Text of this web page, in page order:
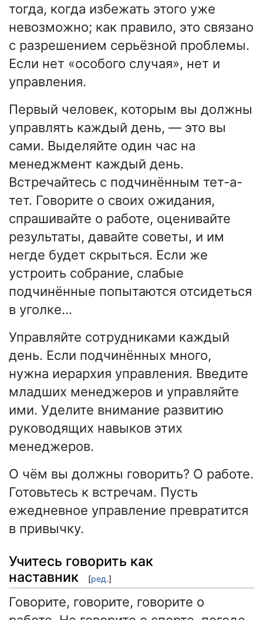
тогда, когда избежать этого уже
невозможно; как правило, это связано
с разрешением серьёзной проблемы.
Если нет «особого случая», нет и
управления.
Первый человек, которым вы должны
управлять каждый день, — это вы
сами. Выделяйте один час на
менеджмент каждый день.
Встречайтесь с подчинённым тет-а-
тет. Говорите о своих ожидания,
спрашивайте о работе, оценивайте
результаты, давайте советы, и им
негде будет скрыться. Если же
устроить собрание, слабые
подчинённые попытаются отсидеться
в уголке…
Управляйте сотрудниками каждый
день. Если подчинённых много,
нужна иерархия управления. Введите
младших менеджеров и управляйте
ими. Уделите внимание развитию
руководящих навыков этих
менеджеров.
О чём вы должны говорить? О работе.
Готовьтесь к встречам. Пусть
ежедневное управление превратится
в привычку.
Учитесь говорить как
наставник
[ред.]
Говорите, говорите, говорите о